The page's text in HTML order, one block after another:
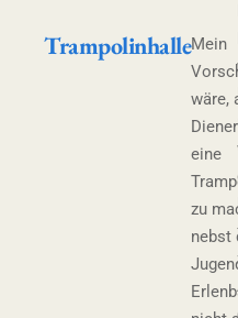
TrampolinhalleMein
wäre,
eine
zu
nebst